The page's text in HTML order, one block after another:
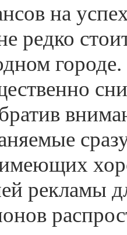
на
редко
имеющих
рекламы